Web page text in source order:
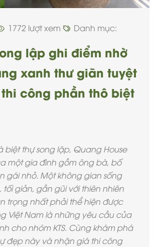
1772 lượt xem Danh mục:
lập ghi điểm nhờ
xanh thư giãn tuyệt
công phần thô biệt
biệt thự song lập, Quang House
một gia đình gồm ông bà, bố
gái nhỏ. Một không gian sống
tối giản, gần gũi với thiên nhiên
trọng nhất phải thể hiện được
Việt Nam là những yêu cầu của
cho nhóm KTS. Cùng khám phá
đẹp này và nhận giá thi công